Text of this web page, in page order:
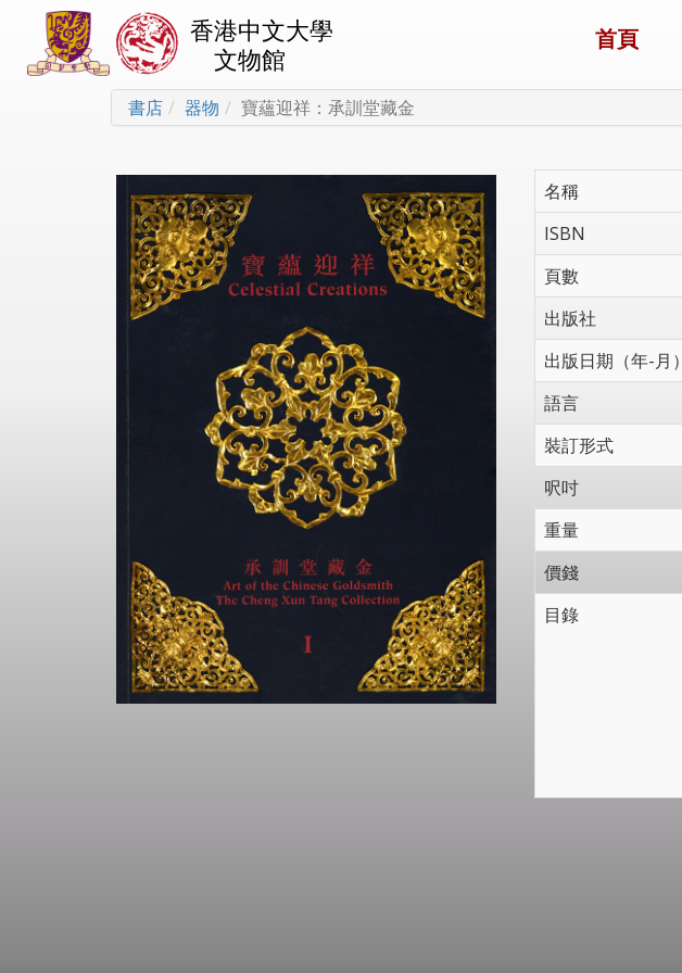
香港中文大學
文物館
首頁
書店 器物 寶蘊迎祥：承訓堂藏金
名稱
ISBN
頁數
出版社
出版日期（年-月）
語言
裝訂形式
呎吋
重量
價錢
目錄